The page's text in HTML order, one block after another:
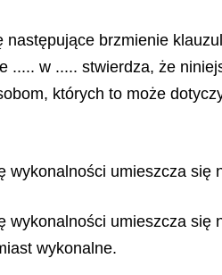
następujące brzmienie
..... w ..... stwierdza, że
których to może
wykonalności umieszcza
wykonalności umieszcza się
wykonalne.